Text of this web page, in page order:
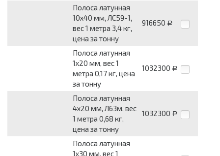
Полоса латунная
10х40 мм, ЛС59-1,
вес 1 метра 3,4 кг,
цена за тонну
916650 Р
Полоса латунная
1х20 мм, вес 1
метра 0,17 кг, цена
за тонну
1032300 Р
Полоса латунная
4х20 мм, Л63м, вес
1 метра 0,68 кг,
цена за тонну
1032300 Р
Полоса латунная
1х30 мм, вес 1